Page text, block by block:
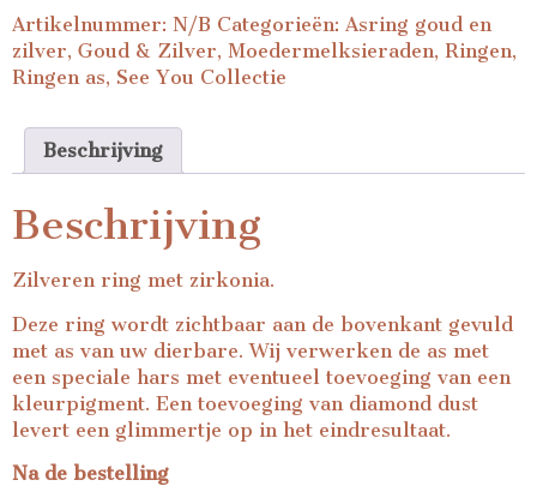
Artikelnummer: N/B Categorieën: Asring goud en
zilver, Goud & Zilver, Moedermelksieraden, Ringen,
Ringen as, See You Collectie
Beschrijving
Beschrijving
Zilveren ring met zirkonia.
Deze ring wordt zichtbaar aan de bovenkant gevuld
met as van uw dierbare. Wij verwerken de as met
een speciale hars met eventueel toevoeging van een
kleurpigment. Een toevoeging van diamond dust
levert een glimmertje op in het eindresultaat.
Na de bestelling